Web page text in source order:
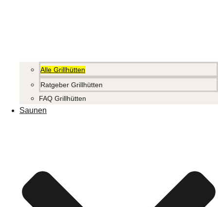
Alle Grillhütten
Ratgeber Grillhütten
FAQ Grillhütten
Saunen